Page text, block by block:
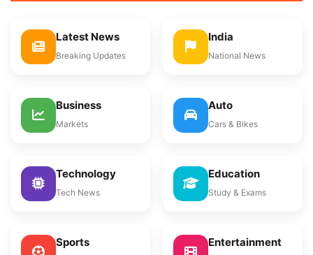
Latest News
Breaking Updates
India
National News
Business
Markets
Auto
Cars & Bikes
Technology
Tech News
Education
Study & Exams
Sports Entertainment